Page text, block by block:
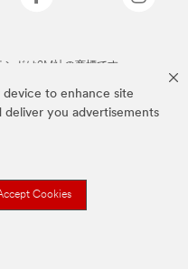
device to enhance site
deliver you advertisements
Cookies
ドは3M社の商標です。